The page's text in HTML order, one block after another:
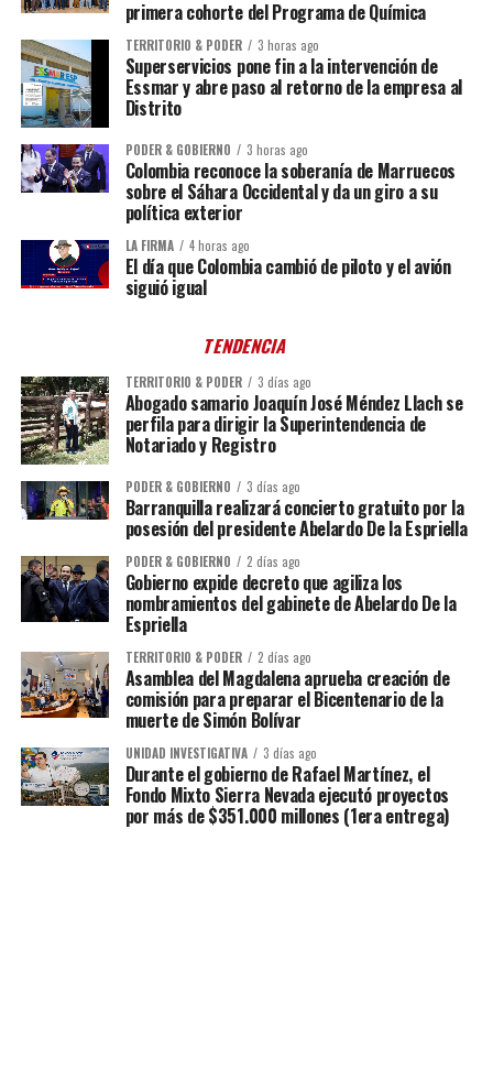
primera cohorte del Programa de Química
TERRITORIO & PODER 3 horas ago
Superservicios pone fin a la intervención de
Essmar y abre paso al retorno de la empresa al
Distrito
PODER & GOBIERNO 3 horas ago
Colombia reconoce la soberanía de Marruecos
sobre el Sáhara Occidental y da un giro a su
política exterior
LA FIRMA 4 horas ago
El día que Colombia cambió de piloto y el avión
siguió igual
TENDENCIA
TERRITORIO & PODER 3 días ago
Abogado samario Joaquín José Méndez Llach se
perfila para dirigir la Superintendencia de
Notariado y Registro
PODER & GOBIERNO 3 días ago
Barranquilla realizará concierto gratuito por la
posesión del presidente Abelardo De la Espriella
PODER & GOBIERNO 2 días ago
Gobierno expide decreto que agiliza los
nombramientos del gabinete de Abelardo De la
Espriella
TERRITORIO & PODER 2 días ago
Asamblea del Magdalena aprueba creación de
comisión para preparar el Bicentenario de la
muerte de Simón Bolívar
UNIDAD INVESTIGATIVA 3 días ago
Durante el gobierno de Rafael Martínez, el
Fondo Mixto Sierra Nevada ejecutó proyectos
por más de $351.000 millones (1era entrega)